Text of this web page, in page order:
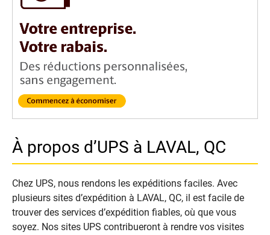
À propos d’UPS à LAVAL, QC
Chez UPS, nous rendons les expéditions faciles. Avec
plusieurs sites d’expédition à LAVAL, QC, il est facile de
trouver des services d’expédition fiables, où que vous
soyez. Nos sites UPS contribueront à rendre vos visites